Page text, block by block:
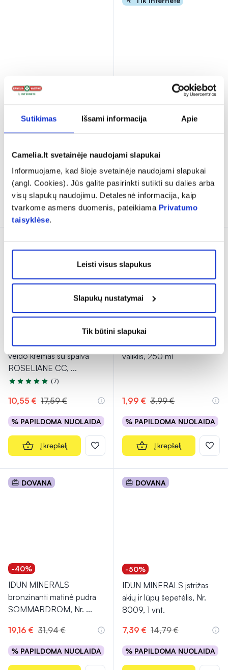
Sutikimas Išsami informacija Apie
Camelia.lt svetainėje naudojami slapukai
Informuojame, kad šioje svetainėje naudojami slapukai
(angl. Cookies). Jūs galite pasirinkti sutikti su dalies arba
visų slapukų naudojimu. Detalesnė informacija, kaip
tvarkome asmens duomenis, pateikiama Privatumo
taisyklėse.
Leisti visus slapukus
Slapukų nustatymai
Tik būtini slapukai
-10%
su spalva raustančiai,
25,82 € 28,69 €
% PAPILDOMA NUOLAIDA
Į krepšelį
Naujiena
pudros dėklas NEW, 1 vnt.
16,55 € 27,59 €
% PAPILDOMA NUOLAIDA
Į krepšelį
URIAGE koreguojamasis
veido kremas su spalva
ROSELIANE CC, ...
Įvertinimas 4.9 iš 5
(7)
10,55 € 17,59 €
% PAPILDOMA NUOLAIDA
Į krepšelį
-50%
EVOLUDERM akių makiažo
valiklis, 250 ml
1,99 € 3,99 €
% PAPILDOMA NUOLAIDA
Į krepšelį
DOVANA
-40%
IDUN MINERALS
bronzinanti matinė pudra
SOMMARDROM, Nr. ...
19,16 € 31,94 €
% PAPILDOMA NUOLAIDA
DOVANA
-50%
IDUN MINERALS įstrižas
akių ir lūpų šepetėlis, Nr.
8009, 1 vnt.
7,39 € 14,79 €
% PAPILDOMA NUOLAIDA